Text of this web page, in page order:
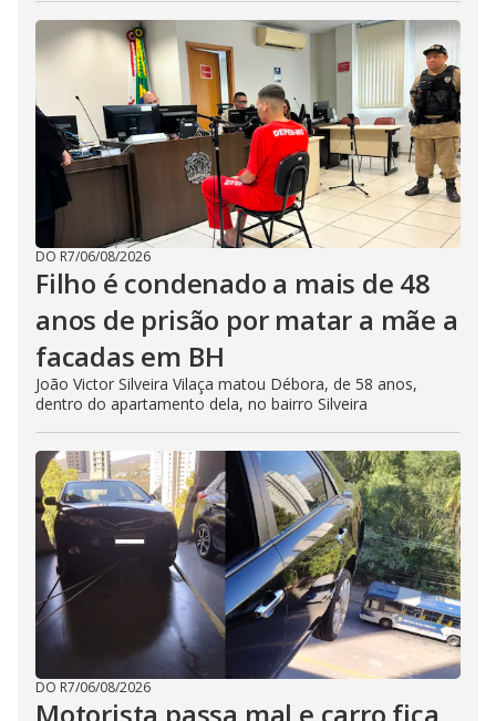
DO R7/06/08/2026
Filho é condenado a mais de 48
anos de prisão por matar a mãe a
facadas em BH
João Victor Silveira Vilaça matou Débora, de 58 anos,
dentro do apartamento dela, no bairro Silveira
DO R7/06/08/2026